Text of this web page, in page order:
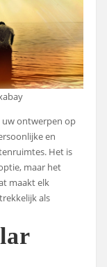
uw ontwerpen op
en
Het is
maar het
maakt elk
als